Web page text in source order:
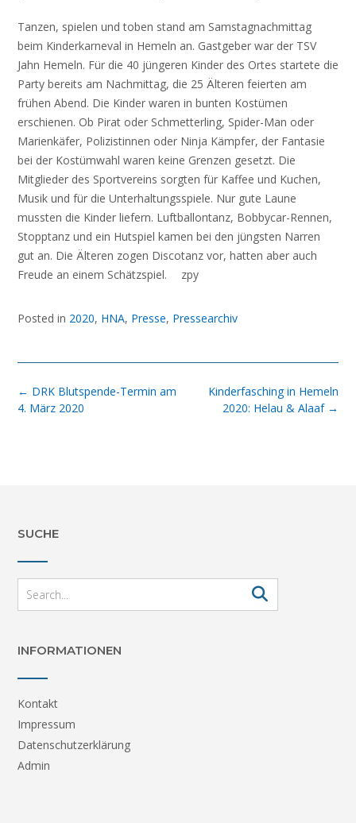
Tanzen, spielen und toben stand am Samstagnachmittag
beim Kinderkarneval in Hemeln an. Gastgeber war der TSV
Jahn Hemeln. Für die 40 jüngeren Kinder des Ortes startete die
Party bereits am Nachmittag, die 25 Älteren feierten am
frühen Abend. Die Kinder waren in bunten Kostümen
erschienen. Ob Pirat oder Schmetterling, Spider-Man oder
Marienkäfer, Polizistinnen oder Ninja Kämpfer, der Fantasie
bei der Kostümwahl waren keine Grenzen gesetzt. Die
Mitglieder des Sportvereins sorgten für Kaffee und Kuchen,
Musik und für die Unterhaltungsspiele. Nur gute Laune
mussten die Kinder liefern. Luftballontanz, Bobbycar-Rennen,
Stopptanz und ein Hutspiel kamen bei den jüngsten Narren
gut an. Die Älteren zogen Discotanz vor, hatten aber auch
Freude an einem Schätzspiel. zpy
Posted in 2020, HNA, Presse, Pressearchiv
Post
navigation
Kinderfasching in Hemeln
2020: Helau & Alaaf →
← DRK Blutspende-Termin am
4. März 2020
SUCHE
INFORMATIONEN
Kontakt
Impressum
Datenschutzerklärung
Admin